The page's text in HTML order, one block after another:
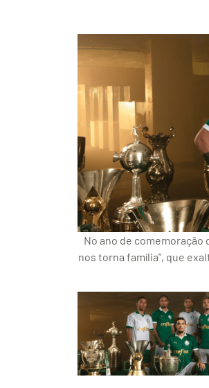
No ano de comemoração
nos torna família”, que